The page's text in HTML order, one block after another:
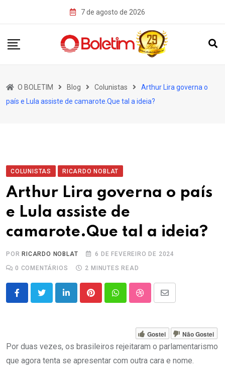
7 de agosto de 2026
O BOLETIM Blog Colunistas
Arthur Lira governa o
país e Lula assiste de camarote.Que tal a ideia?
COLUNISTAS RICARDO NOBLAT
Arthur Lira governa o país
e Lula assiste de
camarote.Que tal a ideia?
POR RICARDO NOBLAT
6 DE FEVEREIRO DE 2024
0 COMENTÁRIOS 2 MINUTES READ
LinkedInPinterestWhatsappStumbleUpon
Share
Email
Gostei Não Gostei
Por duas vezes, os brasileiros rejeitaram o parlamentarismo
que agora tenta se apresentar com outra cara e nome.